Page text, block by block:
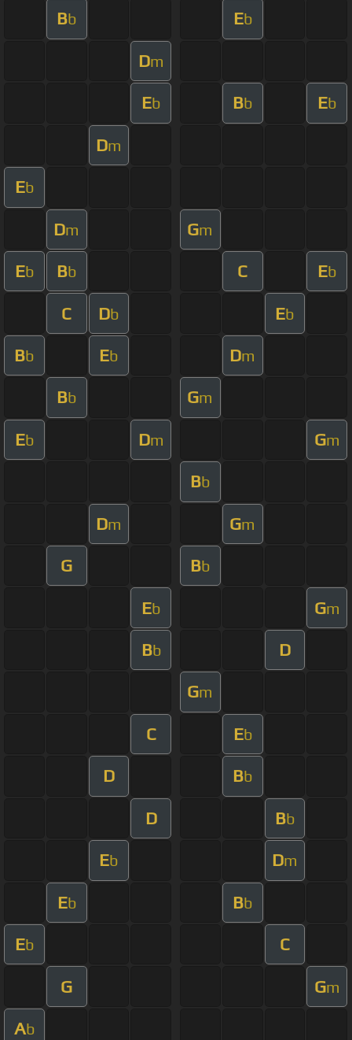
Bb Eb
Dm
Eb Bb Eb
Dm
Eb
Dm Gm
Eb Bb C Eb
C Db Eb
Bb Eb Dm
Bb Gm
Eb Dm Gm
Bb
Dm Gm
G Bb
Eb Gm
Bb D
Gm
C Eb
D Bb
D Bb
Eb Dm
Eb Bb
Eb C
G Gm
Ab